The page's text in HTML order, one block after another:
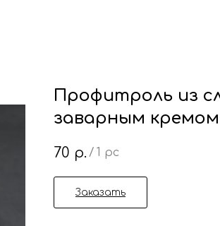
Профитроль из
заварным
70 р. / 1 pc
Заказать